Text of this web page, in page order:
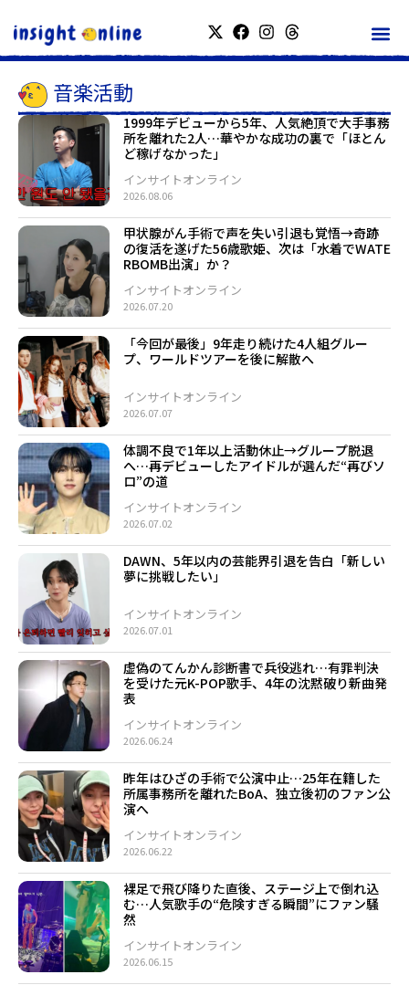
音楽活動
1999年デビューから5年、人気絶頂で大手事務
所を離れた2人…華やかな成功の裏で「ほとん
ど稼げなかった」
2026.08.06
インサイトオンライン
甲状腺がん手術で声を失い引退も覚悟→奇跡
の復活を遂げた56歳歌姫、次は「水着でWATE
RBOMB出演」か？
2026.07.20
インサイトオンライン
「今回が最後」9年走り続けた4人組グルー
プ、ワールドツアーを後に解散へ
2026.07.07
インサイトオンライン
体調不良で1年以上活動休止→グループ脱退
へ…再デビューしたアイドルが選んだ“再びソ
ロ”の道
2026.07.02
インサイトオンライン
DAWN、5年以内の芸能界引退を告白「新しい
夢に挑戦したい」
2026.07.01
インサイトオンライン
虚偽のてんかん診断書で兵役逃れ…有罪判決
を受けた元K-POP歌手、4年の沈黙破り新曲発
表
2026.06.24
インサイトオンライン
昨年はひざの手術で公演中止…25年在籍した
所属事務所を離れたBoA、独立後初のファン公
演へ
2026.06.22
インサイトオンライン
裸足で飛び降りた直後、ステージ上で倒れ込
む…人気歌手の“危険すぎる瞬間”にファン騒
然
2026.06.15
インサイトオンライン